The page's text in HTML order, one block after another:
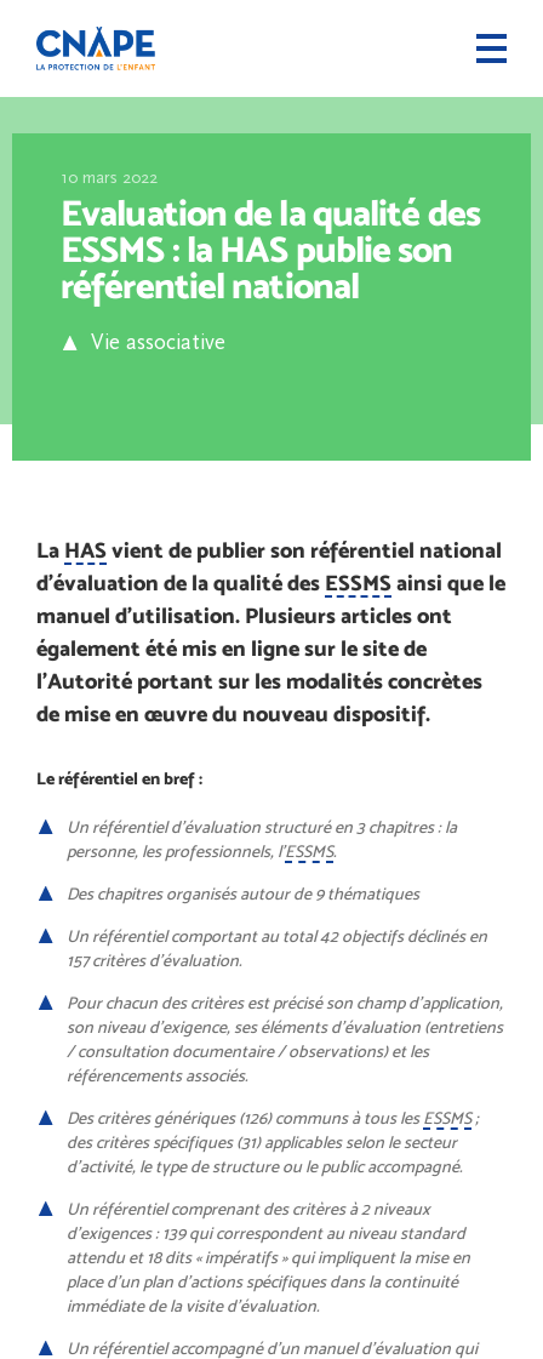
10 mars 2022
Evaluation de la qualité des
ESSMS : la HAS publie son
référentiel national
Vie associative
La HASvient de publier son référentiel national
d’évaluation de la qualité des ESSMSainsi que le
manuel d’utilisation. Plusieurs articles ont
également été mis en ligne sur le site de
l’Autorité portant sur les modalités concrètes
de mise en œuvre du nouveau dispositif.
Le référentiel en bref :
Un référentiel d’évaluation structuré en 3 chapitres : la
personne, les professionnels, l’ESSMS.
Des chapitres organisés autour de 9 thématiques
Un référentiel comportant au total 42 objectifs déclinés en
157 critères d’évaluation.
Pour chacun des critères est précisé son champ d’application,
son niveau d’exigence, ses éléments d’évaluation (entretiens
/ consultation documentaire / observations) et les
référencements associés.
Des critères génériques (126) communs à tous lesESSMS;
des critères spécifiques (31) applicables selon le secteur
d’activité, le type de structure ou le public accompagné.
Un référentiel comprenant des critères à 2 niveaux
d’exigences : 139 qui correspondent au niveau standard
attendu et 18 dits « impératifs » qui impliquent la mise en
place d’un plan d’actions spécifiques dans la continuité
immédiate de la visite d’évaluation.
Un référentiel accompagné d’un manuel d’évaluation qui